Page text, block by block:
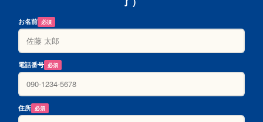
お名前 必須
電話番号 必須
住所 必須